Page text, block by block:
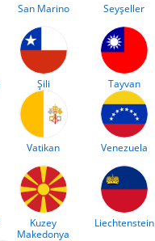
San Marino Seyşeller
Şili Tayvan
Vatikan Venezuela
Kuzey
Makedonya
Liechtenstein